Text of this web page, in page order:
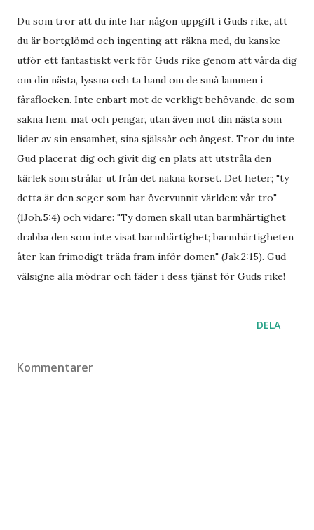
Du som tror att du inte har någon uppgift i Guds rike, att
du är bortglömd och ingenting att räkna med, du kanske
utför ett fantastiskt verk för Guds rike genom att vårda dig
om din nästa, lyssna och ta hand om de små lammen i
fåraflocken. Inte enbart mot de verkligt behövande, de som
sakna hem, mat och pengar, utan även mot din nästa som
lider av sin ensamhet, sina själssår och ångest. Tror du inte
Gud placerat dig och givit dig en plats att utstråla den
kärlek som strålar ut från det nakna korset. Det heter; "ty
detta är den seger som har övervunnit världen: vår tro"
(1Joh.5:4) och vidare: "Ty domen skall utan barmhärtighet
drabba den som inte visat barmhärtighet; barmhärtigheten
åter kan frimodigt träda fram inför domen" (Jak.2:15). Gud
välsigne alla mödrar och fäder i dess tjänst för Guds rike!
DELA
Kommentarer